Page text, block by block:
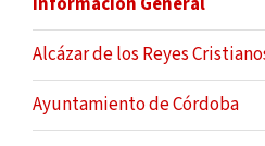
Alcázar de los Reyes
Ayuntamiento de Córdoba